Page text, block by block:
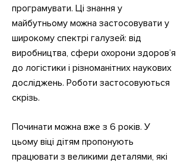
програмувати. Ці знання у
майбутньому можна застосовувати у
широкому спектрі галузей: від
виробництва, сфери охорони здоров’я
до логістики і різноманітних наукових
досліджень. Роботи застосовуються
скрізь.
Починати можна вже з 6 років. У
цьому віці дітям пропонують
працювати з великими деталями, які